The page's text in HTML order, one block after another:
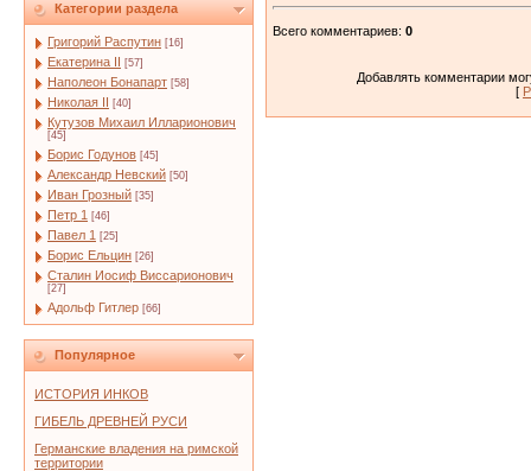
Категории раздела
Григорий Распутин [16]
Екатерина II [57]
Наполеон Бонапарт [58]
Николая II [40]
Кутузов Михаил Илларионович
[45]
Борис Годунов [45]
Александр Невский [50]
Иван Грозный [35]
Петр 1 [46]
Павел 1 [25]
Борис Ельцин [26]
Сталин Иосиф Виссарионович
[27]
Адольф Гитлер [66]
Популярное
ИСТОРИЯ ИНКОВ
ГИБЕЛЬ ДРЕВНЕЙ РУСИ
Германские владения на римской
территории
Всего комментариев: 0
Добавлять комментарии
[